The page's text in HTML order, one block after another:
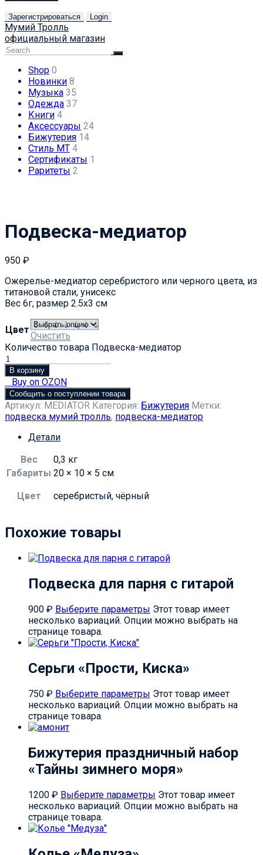
Зарегистрироваться Login
Мумий Тролль
официальный магазин
Shop 0
Новинки 8
Музыка 35
Одежда 37
Книги 4
Аксессуары 24
Бижутерия 14
Стиль МТ 4
Сертификаты 1
Раритеты 2
Подвеска-медиатор
950 ₽
Ожерелье-медиатор серебристого или черного цвета, из
титановой стали, унисекс
Вес 6г, размер 2.5х3 см
Цвет
Очистить
Количество товара Подвеска-медиатор
В корзину
Buy on OZON
Сообщить о поступлении товара
Артикул: MEDIATOR Категория: Бижутерия Метки:
подвеска мумий тролль, подвеска-медиатор
Детали
Вес
0,3 кг
Габариты 20 × 10 × 5 см
Цвет серебристый, чёрный
Похожие товары
Подвеска для парня с гитарой
900 ₽ Выберите параметры Этот товар имеет
несколько вариаций. Опции можно выбрать на
странице товара.
Серьги «Прости, Киска»
750 ₽ Выберите параметры Этот товар имеет
несколько вариаций. Опции можно выбрать на
странице товара.
Бижутерия праздничный набор
«Тайны зимнего моря»
1200 ₽ Выберите параметры Этот товар имеет
несколько вариаций. Опции можно выбрать на
странице товара.